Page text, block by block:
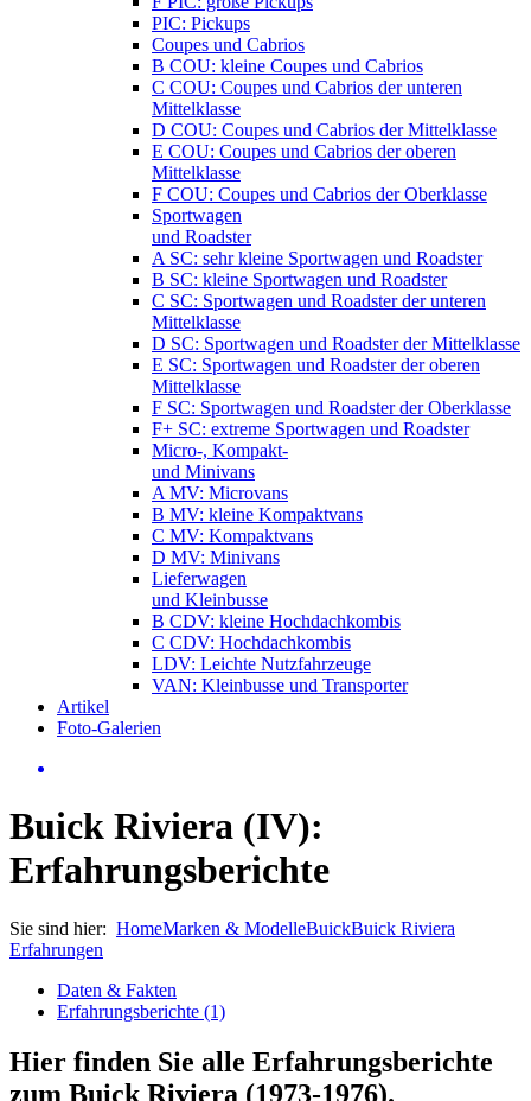
PIC: Pickups
Coupes und Cabrios
B COU: kleine Coupes und Cabrios
C COU: Coupes und Cabrios der unteren
Mittelklasse
D COU: Coupes und Cabrios der Mittelklasse
E COU: Coupes und Cabrios der oberen
Mittelklasse
F COU: Coupes und Cabrios der Oberklasse
Sportwagen
und Roadster
A SC: sehr kleine Sportwagen und Roadster
B SC: kleine Sportwagen und Roadster
C SC: Sportwagen und Roadster der unteren
Mittelklasse
D SC: Sportwagen und Roadster der Mittelklasse
E SC: Sportwagen und Roadster der oberen
Mittelklasse
F SC: Sportwagen und Roadster der Oberklasse
F+ SC: extreme Sportwagen und Roadster
Micro-, Kompakt-
und Minivans
A MV: Microvans
B MV: kleine Kompaktvans
C MV: Kompaktvans
D MV: Minivans
Lieferwagen
und Kleinbusse
B CDV: kleine Hochdachkombis
C CDV: Hochdachkombis
LDV: Leichte Nutzfahrzeuge
VAN: Kleinbusse und Transporter
Artikel
Foto-Galerien
Buick Riviera (IV):
Erfahrungsberichte
Sie sind hier: HomeMarken & ModelleBuickBuick Riviera
Erfahrungen
Daten & Fakten
Erfahrungsberichte (1)
Hier finden Sie alle Erfahrungsberichte
zum Buick Riviera (1973-1976).